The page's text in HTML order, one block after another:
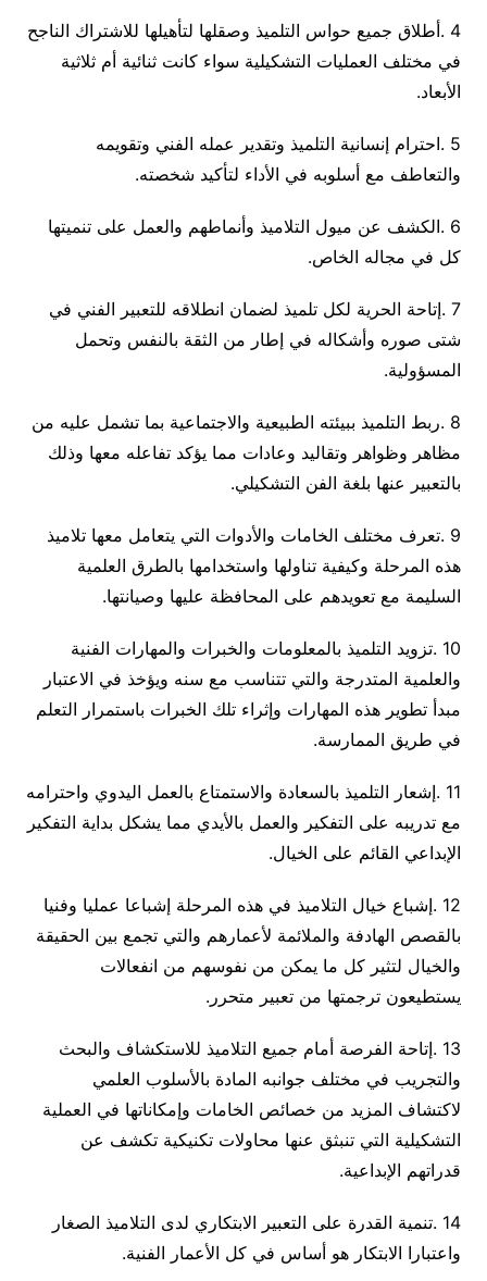
4
.أطلاق جميع حواس التلميذ وصقلها لتأهيلها للاشتراك الناجح
في مختلف العمليات التشكيلية سواء كانت ثنائية أم ثلاثية
الأبعاد.
5
.احترام إنسانية التلميذ وتقدير عمله الفني وتقويمه
والتعاطف مع أسلوبه في الأداء لتأكيد شخصته.
6
.الكشف عن ميول التلاميذ وأنماطهم والعمل على تنميتها
كل في مجاله الخاص.
7
.إتاحة الحرية لكل تلميذ لضمان انطلاقه للتعبير الفني في
شتى صوره وأشكاله في إطار من الثقة بالنفس وتحمل
المسؤولية.
8
.ربط التلميذ ببيئته الطبيعية والاجتماعية بما تشمل عليه من
مظاهر وظواهر وتقاليد وعادات مما يؤكد تفاعله معها وذلك
بالتعبير عنها بلغة الفن التشكيلي.
9
.تعرف مختلف الخامات والأدوات التي يتعامل معها تلاميذ
هذه المرحلة وكيفية تناولها واستخدامها بالطرق العلمية
السليمة مع تعويدهم على المحافظة عليها وصيانتها.
10
.تزويد التلميذ بالمعلومات والخبرات والمهارات الفنية
والعلمية المتدرجة والتي تتناسب مع سنه ويؤخذ في الاعتبار
مبدأ تطوير هذه المهارات وإثراء تلك الخبرات باستمرار التعلم
في طريق الممارسة.
11
.إشعار التلميذ بالسعادة والاستمتاع بالعمل اليدوي واحترامه
مع تدريبه على التفكير والعمل بالأيدي مما يشكل بداية التفكير
الإبداعي القائم على الخيال.
12
.إشباع خيال التلاميذ في هذه المرحلة إشباعا عمليا وفنيا
بالقصص الهادفة والملائمة لأعمارهم والتي تجمع بين الحقيقة
والخيال لتثير كل ما يمكن من نفوسهم من انفعالات
يستطيعون ترجمتها من تعبير متحرر .
13
.إتاحة الفرصة أمام جميع التلاميذ للاستكشاف والبحث
والتجريب في مختلف جوانبه المادة بالأسلوب العلمي
لاكتشاف المزيد من خصائص الخامات وإمكاناتها في العملية
التشكيلية التي تنبثق عنها محاولات تكنيكية تكشف عن
قدراتهم الإبداعية.
14
.تنمية القدرة على التعبير الابتكاري لدى التلاميذ الصغار
واعتبارا الابتكار هو أساس في كل الأعمار الفنية.